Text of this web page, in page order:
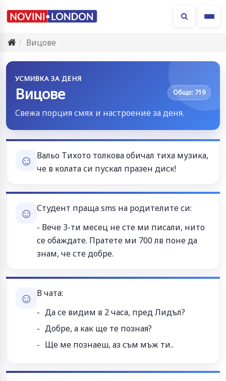
Вицове
УСМИВКА ЗА ДЕНЯ
Вицове Общо: 719
Свежа порция смях и настроение за деня.
☺
Вальо Тихото толкова обичал тиха музика,
че в колата си пускал празен диск!
☺ Студент праща sms на родителите си:
- Вече 3-ти месец не сте ми писали, нито
се обаждате. Пратете ми 700 лв поне да
знам, че сте добре.
☺
В чата:
Да се видим в 2 часа, пред Лидъл?
Добре, а как ще те позная?
Ще ме познаеш, аз съм мъж ти..